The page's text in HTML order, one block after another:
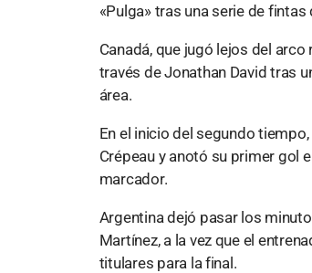
«Pulga» tras una serie de fintas
Canadá, que jugó lejos del
través de Jonathan David tras
área.
En el inicio del segundo
Crépeau y anotó su primer gol
marcador.
Argentina dejó pasar los
Martínez, a la vez que el
titulares para la final.